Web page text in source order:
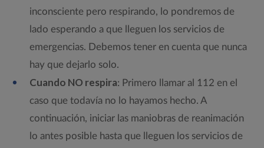
inconsciente pero respirando, lo pondremos de
lado esperando a que lleguen los servicios de
emergencias. Debemos tener en cuenta que nunca
hay que dejarlo solo.
Cuando NO respira: Primero llamar al 112 en el
caso que todavía no lo hayamos hecho. A
continuación, iniciar las maniobras de reanimación
lo antes posible hasta que lleguen los servicios de